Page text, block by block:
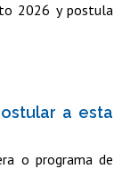
2026 y postula
a esta
o programa de